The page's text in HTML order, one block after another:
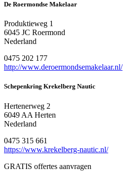
De Roermondse Makelaar
Produktieweg 1
6045 JC Roermond
Nederland
0475 202 177
http://www.deroermondsemakelaar.nl/
Schepenkring Krekelberg Nautic
Hertenerweg 2
6049 AA Herten
Nederland
0475 315 661
https://www.krekelberg-nautic.nl/
GRATIS offertes aanvragen